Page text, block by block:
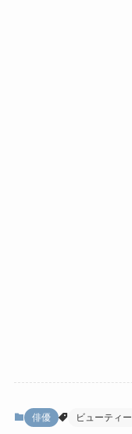
俳優 ビューティー